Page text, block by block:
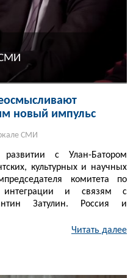
новый импульс
СМИ
с Улан-Батором
культурных и научных
комитета по
и связям с
Затулин. Россия и
Читать далее